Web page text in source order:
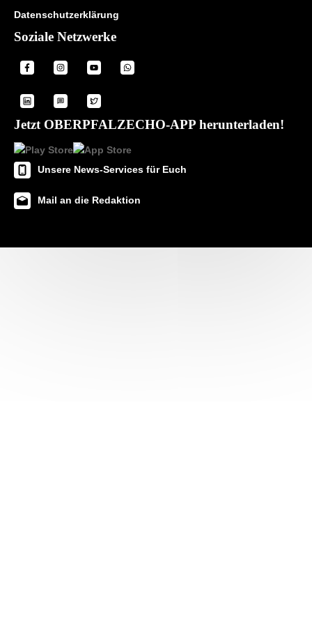
Datenschutzerklärung
Soziale Netzwerke
Jetzt OBERPFALZECHO-APP herunterladen!
Unsere News-Services für Euch
Mail an die Redaktion